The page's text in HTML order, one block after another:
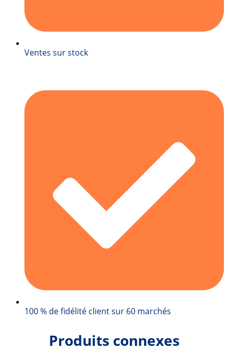
Ventes sur stock
100 % de fidélité client sur 60 marchés
Produits connexes